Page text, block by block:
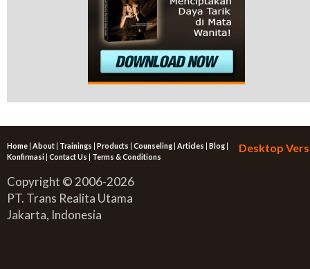
Desktop
Home | About | Trainings | Products | Counseling | Articles | Blog |
Konfirmasi | Contact Us | Terms & Conditions
Copyright © 2006-2026
PT. Trans Realita Utama
Jakarta, Indonesia